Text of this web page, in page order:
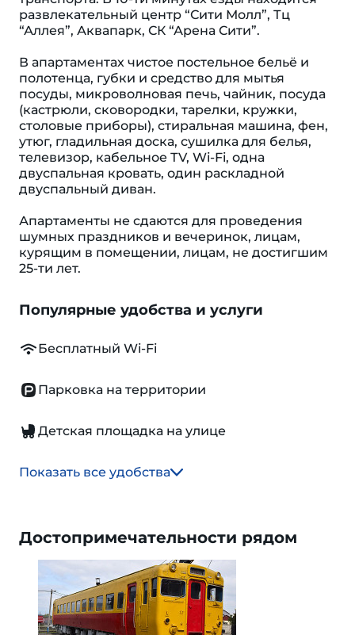
развлекательный центр “Сити Молл”, Тц
“Аллея”, Аквапарк, СК “Арена Сити”.
В апартаментах чистое постельное бельё и
полотенца, губки и средство для мытья
посуды, микроволновая печь, чайник, посуда
(кастрюли, сковородки, тарелки, кружки,
столовые приборы), стиральная машина, фен,
утюг, гладильная доска, сушилка для белья,
телевизор, кабельное ТV, Wi-Fi, одна
двуспальная кровать, один раскладной
двуспальный диван.
Апартаменты не сдаются для проведения
шумных праздников и вечеринок, лицам,
курящим в помещении, лицам, не достигшим
25-ти лет.
Популярные удобства и услуги
Бесплатный Wi-Fi
Парковка на территории
Детская площадка на улице
Показать все удобства
Достопримечательности рядом